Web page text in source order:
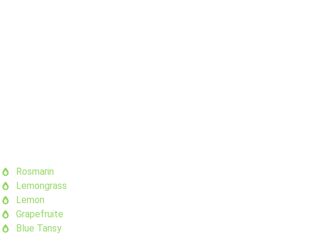
Rosmarin
Lemongrass
Lemon
Grapefruite
Blue Tansy